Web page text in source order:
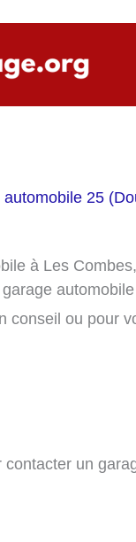
automobile 25
à Les
conseil ou pour
un